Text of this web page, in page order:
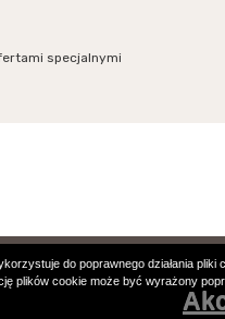
specjalnymi
zamówienie podlegają Ogólnym
do poprawnego działania pliki
plików cookie może być wyrażony